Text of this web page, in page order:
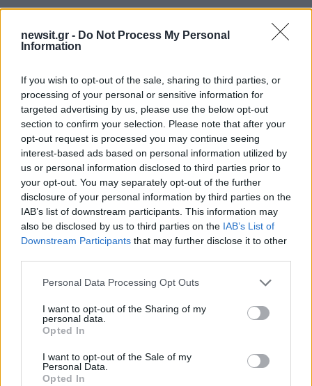
newsit.gr - Do Not Process My Personal
Information
If you wish to opt-out of the sale, sharing to third parties, or
processing of your personal or sensitive information for
targeted advertising by us, please use the below opt-out
section to confirm your selection. Please note that after your
opt-out request is processed you may continue seeing
interest-based ads based on personal information utilized by
us or personal information disclosed to third parties prior to
your opt-out. You may separately opt-out of the further
disclosure of your personal information by third parties on the
IAB’s list of downstream participants. This information may
also be disclosed by us to third parties on the IAB’s List of
Downstream Participants that may further disclose it to other
Please note that this website/app uses one or more Google
not limited to your visit or usage behaviour. You may click to
grant or deny consent to Google and its third-party tags to
use your data for below specified purposes in below Google
consent section.
Personal Data Processing Opt Outs
I want to opt-out of the Sharing of my
personal data.
Opted In
I want to opt-out of the Sale of my
Personal Data.
Opted In
Σχόλια
Σχολίασε εδώ
50 /50
2000 /2000
Υποβολή σχολίου
Όροι Χρήσης. Το site προστατεύεται από reCAPTCHA, ισχύουν
Όροι Χρήσης της Google.
Αθλητικά
ΔΗΜΗΤΡΗΣ ΓΙΑΝΝΑΚΟΠΟΥΛΟΣ
ΛΕΠΕΝΙΩΤΗΣ
ΟΛΥΜΠΙΑΚΟΣ